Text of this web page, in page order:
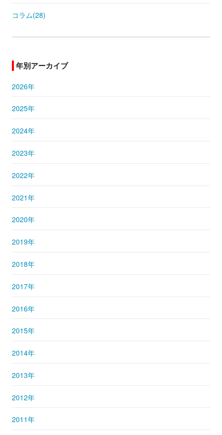
コラム(28)
年別アーカイブ
2026年
2025年
2024年
2023年
2022年
2021年
2020年
2019年
2018年
2017年
2016年
2015年
2014年
2013年
2012年
2011年